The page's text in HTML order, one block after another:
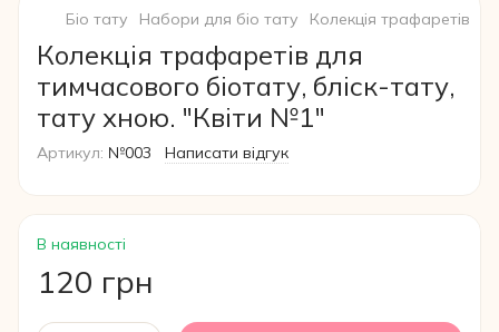
Біо тату Набори для біо тату Колекція трафаретів
Колекція трафаретів для
тимчасового біотату, бліск-тату,
тату хною. "Квіти №1"
Артикул: №003 Написати відгук
В наявності
120 грн